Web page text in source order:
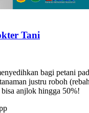
Tani
bagi petani
justru roboh
anjlok hingga 50%!